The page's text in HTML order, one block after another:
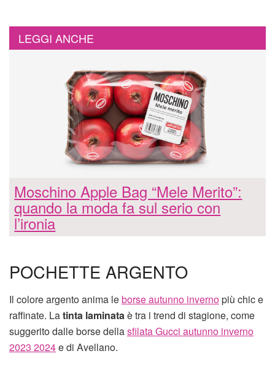
LEGGI ANCHE
Moschino Apple Bag “Mele Merito”:
quando la moda fa sul serio con
l’ironia
POCHETTE ARGENTO
Il colore argento anima leborse autunno invernopiù chic e
raffinate. Latinta laminataè tra i trend di stagione, come
suggerito dalle borse dellasfilata Gucci autunno inverno
2023 2024e di Avellano.